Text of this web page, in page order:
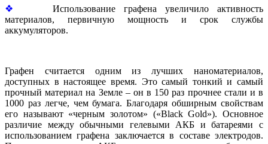
❖ Использование графена увеличило активность
материалов, первичную мощность и срок службы
аккумуляторов.
Графен считается одним из лучших наноматериалов,
доступных в настоящее время. Это самый тонкий и самый
прочный материал на Земле – он в 150 раз прочнее стали и в
1000 раз легче, чем бумага. Благодаря обширным свойствам
его называют «черным золотом» («Black Gold»). Основное
различие между обычными гелевыми АКБ и батареями с
использованием графена заключается в составе электродов.